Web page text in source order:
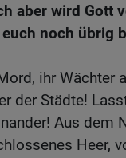
aber wird Gott
noch übrig
ihr Wächter
der Städte!
Aus dem
Heer,